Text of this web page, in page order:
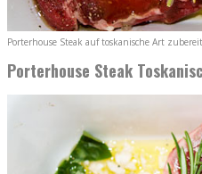
Porterhouse Steak auf toskanische Art
Porterhouse Steak